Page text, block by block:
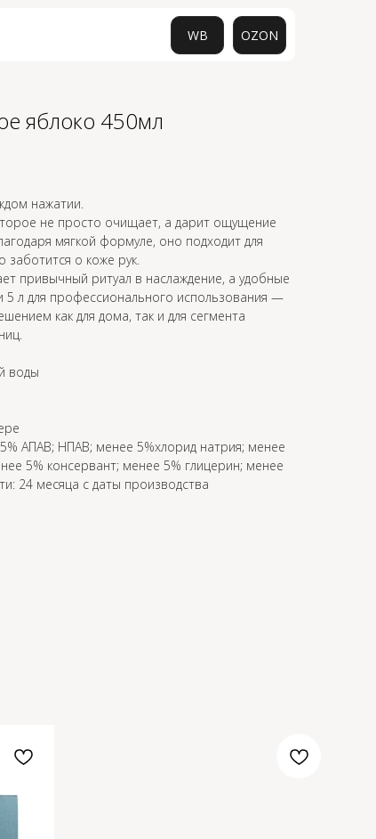
WB OZON
яблоко 450мл
нажатии.
не просто очищает, а дарит ощущение
мягкой формуле, оно подходит для
заботится о коже рук.
привычный ритуал в наслаждение, а удобные
л для профессионального использования —
как для дома, так и для сегмента
воды
АПАВ; НПАВ; менее 5%хлорид натрия; менее
5% консервант; менее 5% глицерин; менее
24 месяца с даты производства